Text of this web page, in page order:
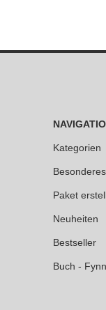
Kategorien
Besonderes
Paket
Neuheiten
Bestseller
Buch -